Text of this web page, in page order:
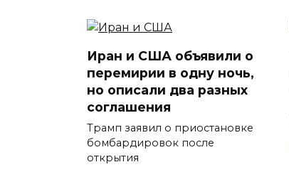
Иран и США объявили о
перемирии в одну ночь,
но описали два разных
соглашения
Трамп заявил о приостановке
бомбардировок после
открытия